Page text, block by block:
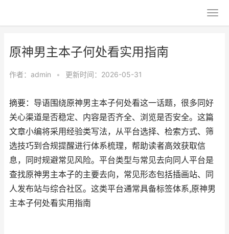
原神男主本子何处看实用指南
作者： admin • 更新时间：2026-05-31
摘要：导语围绕原神男主本子何处看这一话题，很多同好
关心渠道是否稳定、内容是否齐全、浏览是否安全。这篇
文章小编将采用经验类写法，从平台选择、检索方式、筛
选技巧到合规提醒进行体系梳理，帮助读者高效获取信
息，同时规避常见风险。平台类型与常见去向同人平台是
查找原神男主本子的主要去向，常见形态包括插画站、同
人发布站与综合社区。这类平台通常具备标签体系,原神男
主本子何处看实用指南